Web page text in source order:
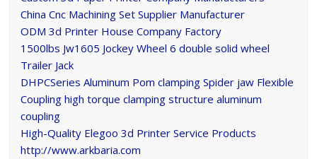
China Cnc Machining Set Supplier Manufacturer
ODM 3d Printer House Company Factory
1500lbs Jw1605 Jockey Wheel 6 double solid wheel
Trailer Jack
DHPCSeries Aluminum Pom clamping Spider jaw Flexible
Coupling high torque clamping structure aluminum
coupling
High-Quality Elegoo 3d Printer Service Products
http://www.arkbaria.com